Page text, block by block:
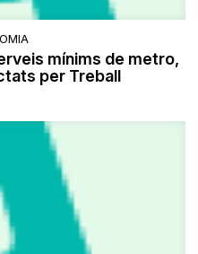
mínims de metro,
per Treball